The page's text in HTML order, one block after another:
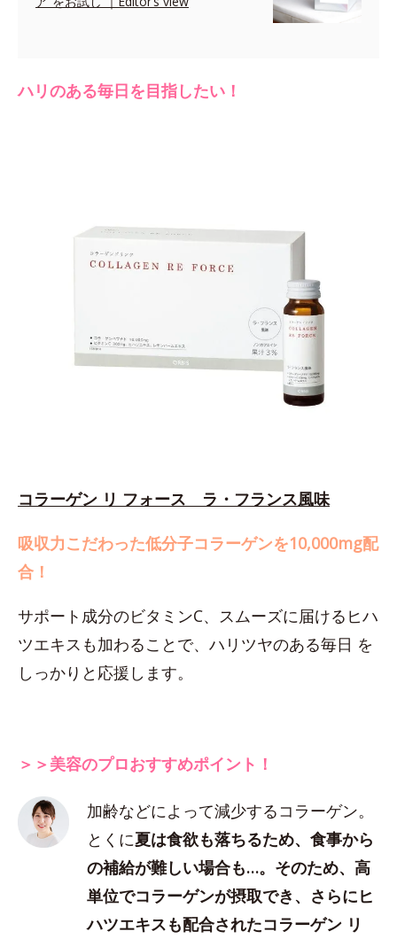
ハリのある毎日を目指したい！
コラーゲン リ フォース ラ・フランス風味
吸収力こだわった低分子コラーゲンを10,000mg配
合！
サポート成分のビタミンC、スムーズに届けるヒハ
ツエキスも加わることで、ハリツヤのある毎日 を
しっかりと応援します。
＞＞美容のプロおすすめポイント！
加齢などによって減少するコラーゲン。
とくに夏は食欲も落ちるため、食事から
の補給が難しい場合も…。そのため、高
単位でコラーゲンが摂取でき、さらにヒ
ハツエキスも配合されたコラーゲン リ